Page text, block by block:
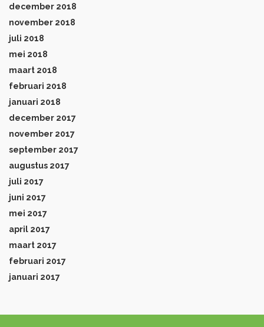
december 2018
november 2018
juli 2018
mei 2018
maart 2018
februari 2018
januari 2018
december 2017
november 2017
september 2017
augustus 2017
juli 2017
juni 2017
mei 2017
april 2017
maart 2017
februari 2017
januari 2017